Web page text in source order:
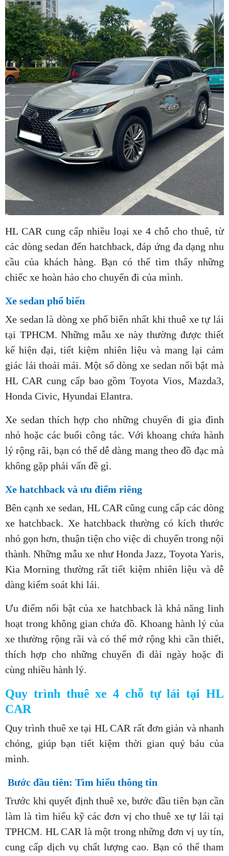
HL CAR cung cấp nhiều loại xe 4 chỗ cho thuê, từ
các dòng sedan đến hatchback, đáp ứng đa dạng nhu
cầu của khách hàng. Bạn có thể tìm thấy những
chiếc xe hoàn hảo cho chuyến đi của mình.
Xe sedan phổ biến
Xe sedan là dòng xe phổ biến nhất khi thuê xe tự lái
tại TPHCM. Những mẫu xe này thường được thiết
kế hiện đại, tiết kiệm nhiên liệu và mang lại cảm
giác lái thoải mái. Một số dòng xe sedan nổi bật mà
HL CAR cung cấp bao gồm Toyota Vios, Mazda3,
Honda Civic, Hyundai Elantra.
Xe sedan thích hợp cho những chuyến đi gia đình
nhỏ hoặc các buổi công tác. Với khoang chứa hành
lý rộng rãi, bạn có thể dễ dàng mang theo đồ đạc mà
không gặp phải vấn đề gì.
Xe hatchback và ưu điểm riêng
Bên cạnh xe sedan, HL CAR cũng cung cấp các dòng
xe hatchback. Xe hatchback thường có kích thước
nhỏ gọn hơn, thuận tiện cho việc di chuyển trong nội
thành. Những mẫu xe như Honda Jazz, Toyota Yaris,
Kia Morning thường rất tiết kiệm nhiên liệu và dễ
dàng kiểm soát khi lái.
Ưu điểm nổi bật của xe hatchback là khả năng linh
hoạt trong không gian chứa đồ. Khoang hành lý của
xe thường rộng rãi và có thể mở rộng khi cần thiết,
thích hợp cho những chuyến đi dài ngày hoặc đi
cùng nhiều hành lý.
Quy trình thuê xe 4 chỗ tự lái tại HL
CAR
Quy trình thuê xe tại HL CAR rất đơn giản và nhanh
chóng, giúp bạn tiết kiệm thời gian quý báu của
mình.
Bước đầu tiên: Tìm hiểu thông tin
Trước khi quyết định thuê xe, bước đầu tiên bạn cần
làm là tìm hiểu kỹ các đơn vị cho thuê xe tự lái tại
TPHCM. HL CAR là một trong những đơn vị uy tín,
cung cấp dịch vụ chất lượng cao. Bạn có thể tham